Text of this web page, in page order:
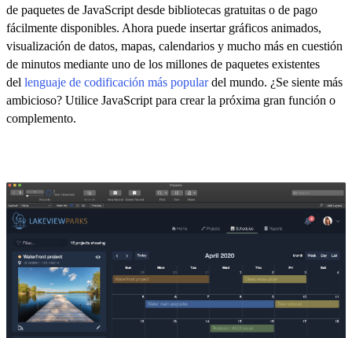
de paquetes de JavaScript desde bibliotecas gratuitas o de pago
fácilmente disponibles. Ahora puede insertar gráficos animados,
visualización de datos, mapas, calendarios y mucho más en cuestión
de minutos mediante uno de los millones de paquetes existentes
del lenguaje de codificación más populardel mundo. ¿Se siente más
ambicioso? Utilice JavaScript para crear la próxima gran función o
complemento.